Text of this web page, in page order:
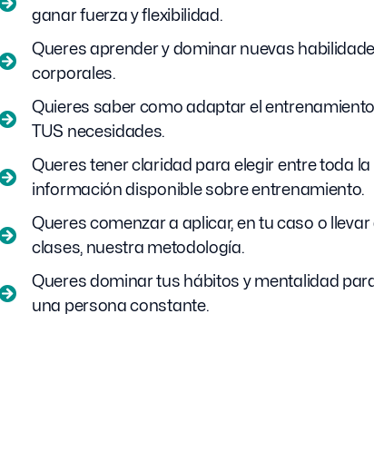
ganar fuerza y flexibilidad.
Queres aprender y dominar nuevas
corporales.
Quieres saber como adaptar el
TUS necesidades.
Queres tener claridad para elegir entre toda la
información disponible sobre entrenamiento.
Queres comenzar a aplicar, en tu caso o llevar
clases, nuestra metodología.
Queres dominar tus hábitos y mentalidad
una persona constante.